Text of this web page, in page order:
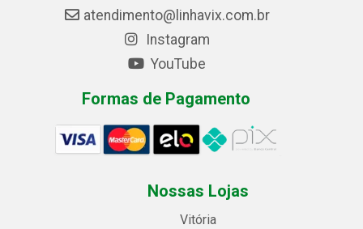
atendimento@linhavix.com.br
Instagram
YouTube
Formas de Pagamento
Nossas Lojas
Vitória